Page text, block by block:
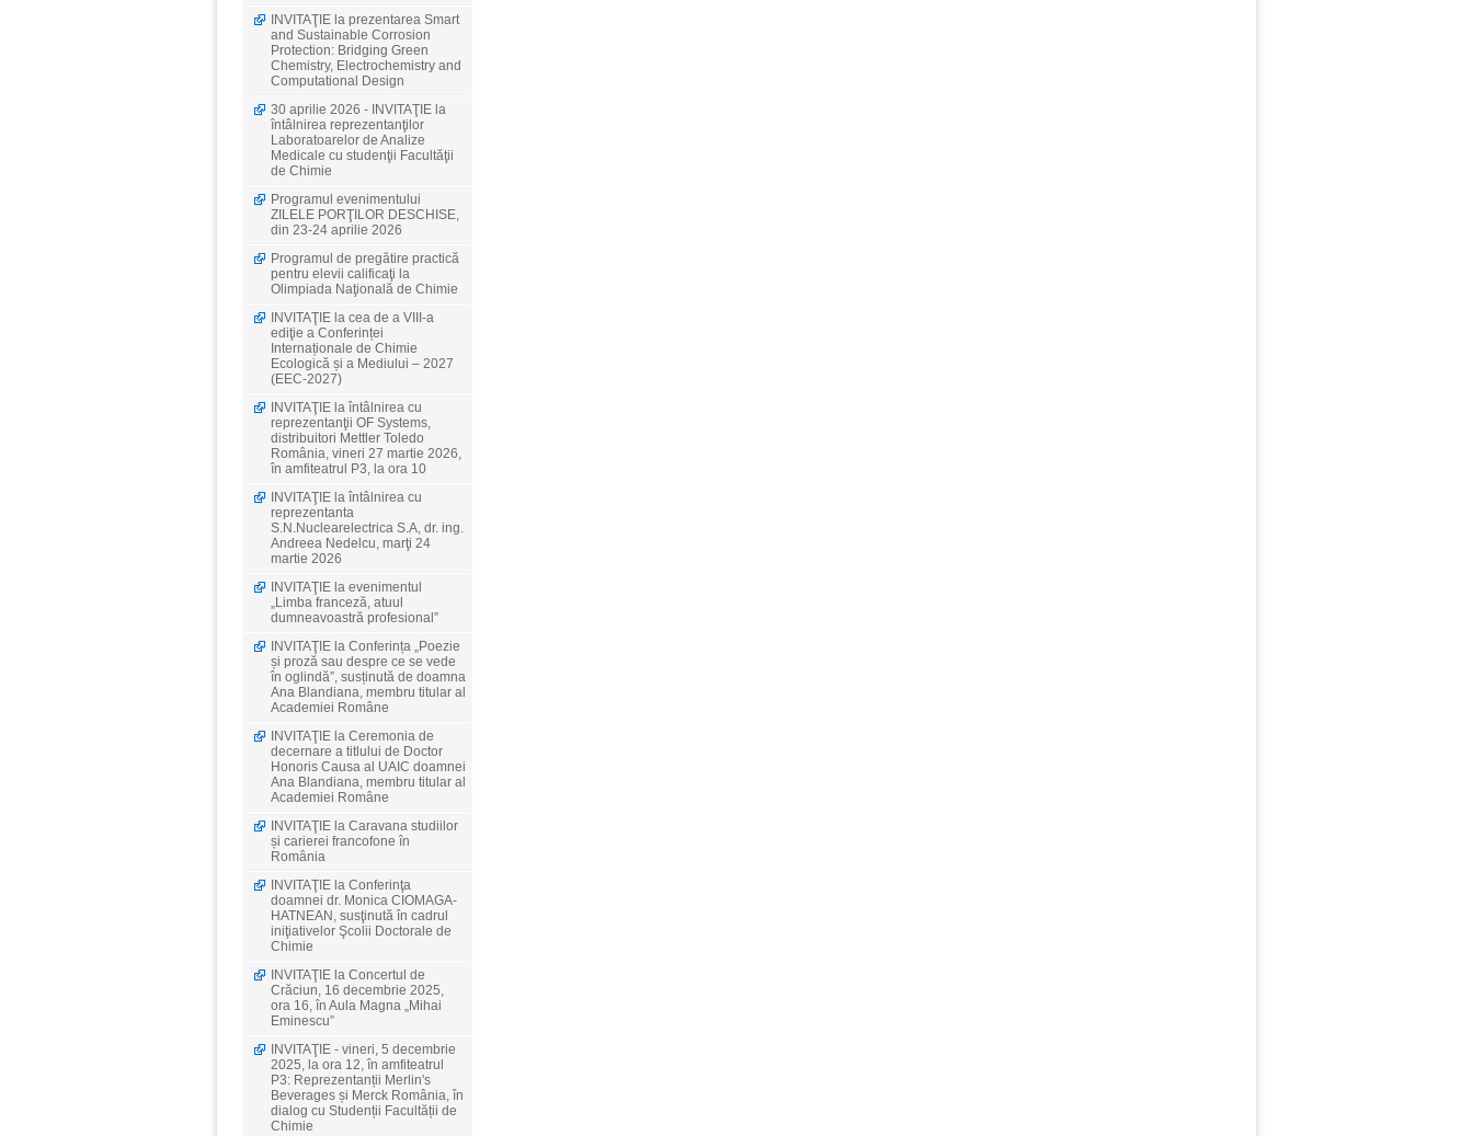
INVITAŢIE la prezentarea Smart
and Sustainable Corrosion
Protection: Bridging Green
Chemistry, Electrochemistry and
Computational Design
30 aprilie 2026 - INVITAŢIE la
întâlnirea reprezentanţilor
Laboratoarelor de Analize
Medicale cu studenţii Facultăţii
de Chimie
Programul evenimentului
ZILELE PORŢILOR DESCHISE,
din 23-24 aprilie 2026
Programul de pregătire practică
pentru elevii calificaţi la
Olimpiada Naţională de Chimie
INVITAŢIE la cea de a VIII-a
ediţie a Conferinței
Internaționale de Chimie
Ecologică și a Mediului – 2027
(EEC-2027)
INVITAŢIE la întâlnirea cu
reprezentanţii OF Systems,
distribuitori Mettler Toledo
România, vineri 27 martie 2026,
în amfiteatrul P3, la ora 10
INVITAŢIE la întâlnirea cu
reprezentanta
S.N.Nuclearelectrica S.A, dr. ing.
Andreea Nedelcu, marţi 24
martie 2026
INVITAŢIE la evenimentul
„Limba franceză, atuul
dumneavoastră profesional”
INVITAŢIE la Conferința „Poezie
și proză sau despre ce se vede
în oglindă”, susținută de doamna
Ana Blandiana, membru titular al
Academiei Române
INVITAŢIE la Ceremonia de
decernare a titlului de Doctor
Honoris Causa al UAIC doamnei
Ana Blandiana, membru titular al
Academiei Române
INVITAŢIE la Caravana studiilor
și carierei francofone în
România
INVITAŢIE la Conferinţa
doamnei dr. Monica CIOMAGA-
HATNEAN, susţinută în cadrul
iniţiativelor Şcolii Doctorale de
Chimie
INVITAŢIE la Concertul de
Crăciun, 16 decembrie 2025,
ora 16, în Aula Magna „Mihai
Eminescu”
INVITAŢIE - vineri, 5 decembrie
2025, la ora 12, în amfiteatrul
P3: Reprezentanții Merlin's
Beverages și Merck România, în
dialog cu Studenții Facultății de
Chimie